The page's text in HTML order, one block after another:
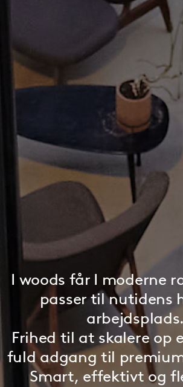
I woods får I moderne
passer til nutidens
arbejdsplads.
Frihed til at skalere op
fuld adgang til
Smart, effektivt og